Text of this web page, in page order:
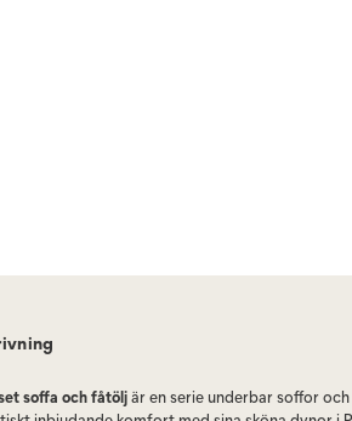
soffa och fåtöljär en serie underbar soffor